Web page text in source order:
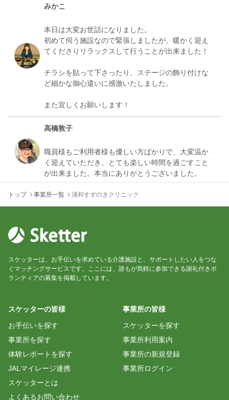
みかこ
本日は大変お世話になりました。
初めて伺う施設なので緊張しましたが、暖かく迎え
てくださりリラックスして行うことが出来ました！
チラシを貼って下さったり、ステージの飾り付けな
ど細かな御心遣いに感激いたしました。
高橋敦子
職員様もご利用者様も優しい方ばかりで、大変温か
く迎えていただき、とても楽しい時間を過ごすこと
しらい まさこ
奏に専念することができました。お忙しい中、事前
にメッセージでいろいろとご相談させていただき、
した。また機会がありましたらよろしくお願いいた
50分演奏を2回という初めての経験でしたが、利用者
さんが、2回ともとても楽しそうに大きな声で歌って
おられて、疲れも吹っ飛びました。
とても良かったと声をかけてくださる方もたくさん
いて、嬉しかったです。
ジャズピアニスト タニシタクロー
トップ 事業所一覧 浦和すずのきクリニック
スケッターは、お手伝いを求めている介護施設と、サポートしたい人をつな
ぐマッチングサービスです。ここには、誰もが気軽に参加できる謝礼付きボ
ランティアの募集を掲載しています。
スケッターの皆様
お手伝いを探す
事業所を探す
体験レポートを探す
JALマイレージ連携
スケッターとは
よくあるお問い合わせ
事業所の皆様
スケッターを探す
事業所利用案内
事業所の新規登録
事業所ログイン